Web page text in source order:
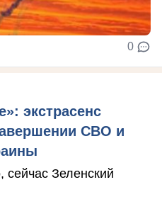
0
экстрасенс
СВО и
Зеленский